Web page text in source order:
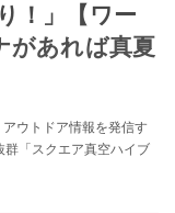
！」【ワー
があれば真夏
ウトドア情報を発信す
群「スクエア真空ハイブ